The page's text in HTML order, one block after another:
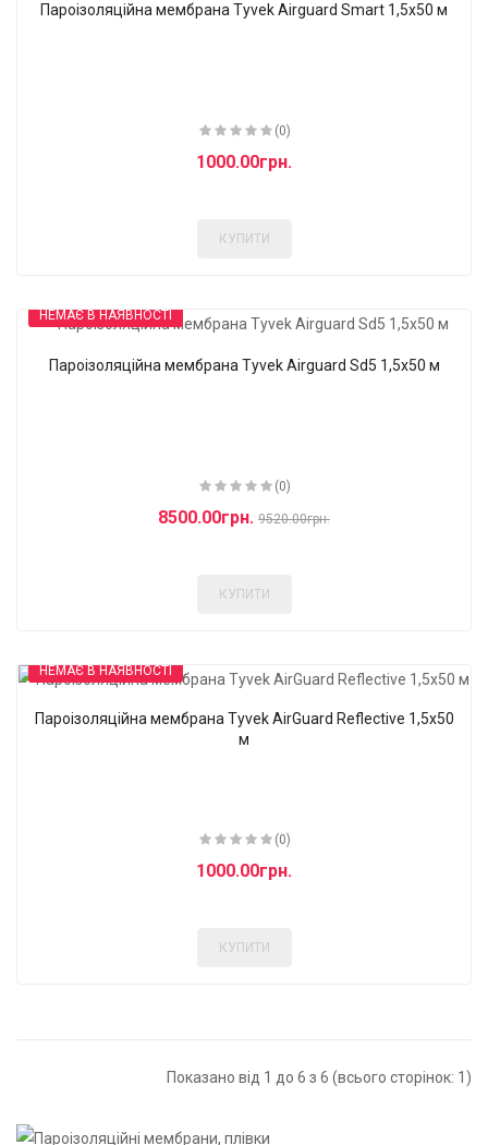
Пароізоляційна мембрана Tyvek Airguard Smart 1,5x50 м
(0)
1000.00грн.
КУПИТИ
НЕМАЄ В НАЯВНОСТІ
-11%Пароізоляційна мембрана Tyvek Airguard Sd5 1,5x50 м
(0)
8500.00грн. 9520.00грн.
КУПИТИ
НЕМАЄ В НАЯВНОСТІ
Пароізоляційна мембрана Tyvek AirGuard Reflective 1,5x50
м
(0)
1000.00грн.
КУПИТИ
Показано від 1 до 6 з 6 (всього сторінок: 1)